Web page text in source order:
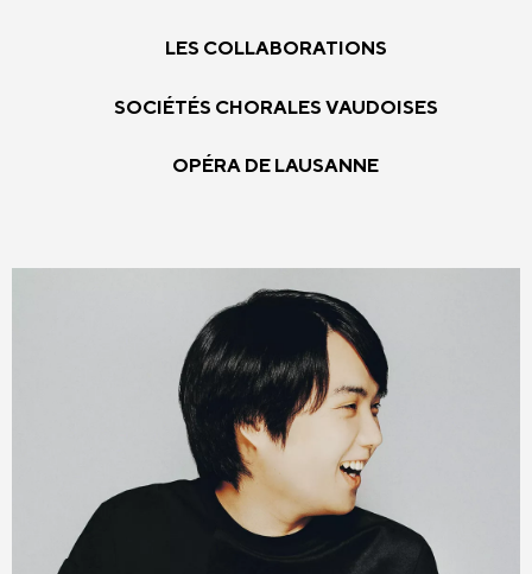
LES COLLABORATIONS
SOCIÉTÉS CHORALES VAUDOISES
OPÉRA DE LAUSANNE